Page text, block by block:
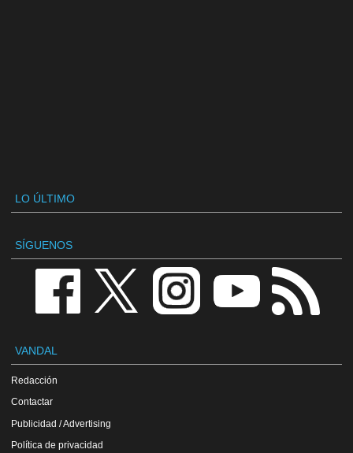
LO ÚLTIMO
SÍGUENOS
VANDAL
Redacción
Contactar
Publicidad / Advertising
Política de privacidad